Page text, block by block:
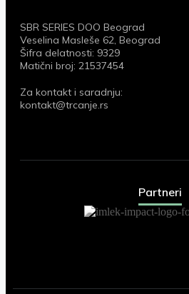
SBR SERIES DOO Beograd
Veselina Masleše 62, Beograd
Šifra delatnosti: 9329
Matični broj: 21537454
Za kontakt i saradnju:
kontakt@trcanje.rs
Partneri